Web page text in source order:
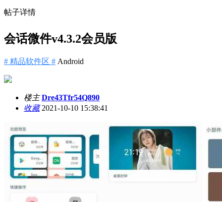
帖子详情
会话微件v4.3.2会员版
# 精品软件区 # Android
楼主 Dre43Tfr54Q890
收藏2021-10-10 15:38:41